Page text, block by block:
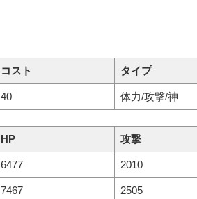
コスト タイプ
40 体力/攻撃/神
HP 攻撃
6477 2010
7467 2505